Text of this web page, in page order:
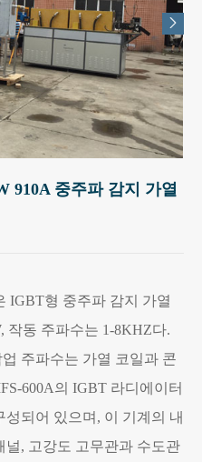

910A 중주파 감지 가열
IGBT형 중주파 감지 가열
작동 주파수는 1-8KHZ다.
주파수는 가열 코일과 콘
600A의 IGBT 라디에이터
되어 있으며, 이 기계의 내
널, 고강도 고무관과 수도관